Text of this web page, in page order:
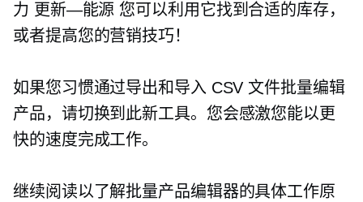
力 更新—能源 您可以利用它找到合适的库存，
或者提高您的营销技巧！
如果您习惯通过导出和导入 CSV 文件批量编辑
产品，请切换到此新工具。您会感激您能以更
快的速度完成工作。
继续阅读以了解批量产品编辑器的具体工作原